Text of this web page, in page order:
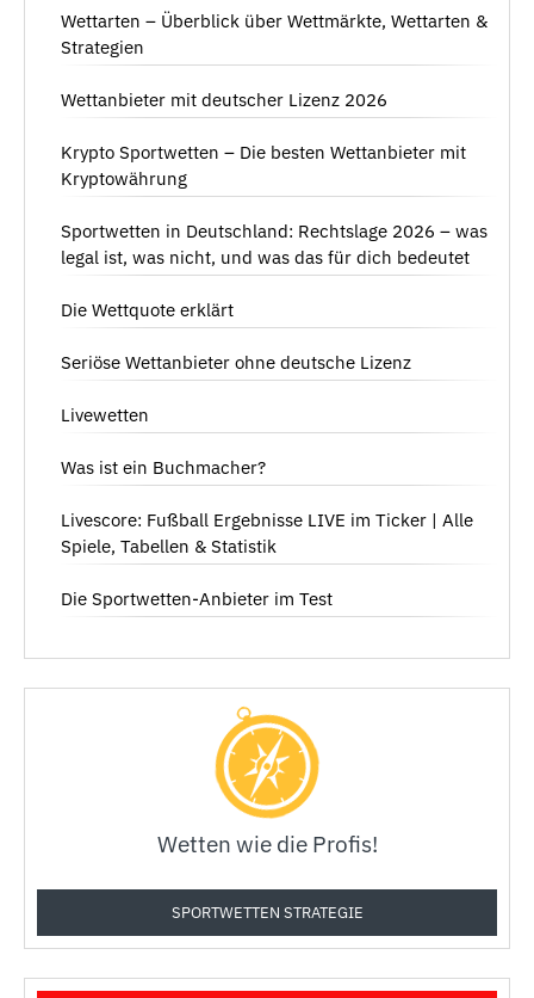
Wettarten – Überblick über Wettmärkte, Wettarten &
Strategien
Wettanbieter mit deutscher Lizenz 2026
Krypto Sportwetten – Die besten Wettanbieter mit
Kryptowährung
Sportwetten in Deutschland: Rechtslage 2026 – was
legal ist, was nicht, und was das für dich bedeutet
Die Wettquote erklärt
Seriöse Wettanbieter ohne deutsche Lizenz
Livewetten
Was ist ein Buchmacher?
Livescore: Fußball Ergebnisse LIVE im Ticker | Alle
Spiele, Tabellen & Statistik
Die Sportwetten-Anbieter im Test
Wetten wie die Profis!
SPORTWETTEN STRATEGIE